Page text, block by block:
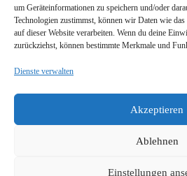
um Geräteinformationen zu speichern und/oder
Technologien zustimmst, können wir Daten wie
auf dieser Website verarbeiten. Wenn du deine
zurückziehst, können bestimmte Merkmale und
Dienste verwalten
Akzeptieren
Ablehnen
Einstellungen
Impressum
Cookie-Richtlinie (EU)
Datenschutzerklärung
Referenzen/Kompetenzen
Kontakt